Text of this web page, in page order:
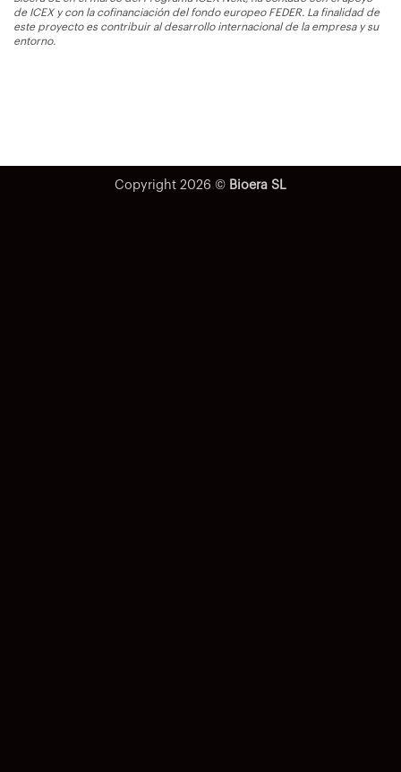
de ICEX y con la cofinanciación del fondo europeo FEDER. La finalidad de
este proyecto es contribuir al desarrollo internacional de la empresa y su
entorno.
Copyright 2026 © Bioera SL